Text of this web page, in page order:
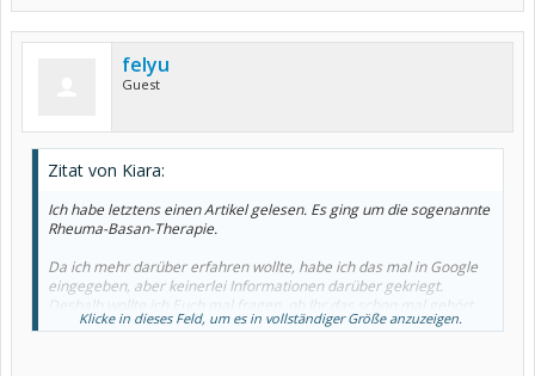
felyu
Guest
Zitat von Kiara:
Ich habe letztens einen Artikel gelesen. Es ging um die sogenannte
Rheuma-Basan-Therapie.
Da ich mehr darüber erfahren wollte, habe ich das mal in Google
eingegeben, aber keinerlei Informationen darüber gekriegt.
Deshalb wollte ich Euch mal fragen, ob Ihr das schon mal gehört
habt.Klicke in dieses Feld, um es in vollständiger Größe anzuzeigen.